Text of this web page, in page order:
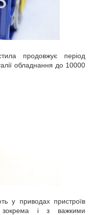
продовжує період
обладнання до 10000
у приводах пристроїв
зокрема і з важкими